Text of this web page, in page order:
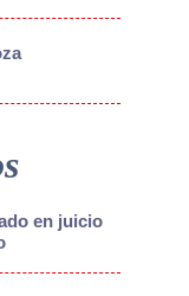
en juicio